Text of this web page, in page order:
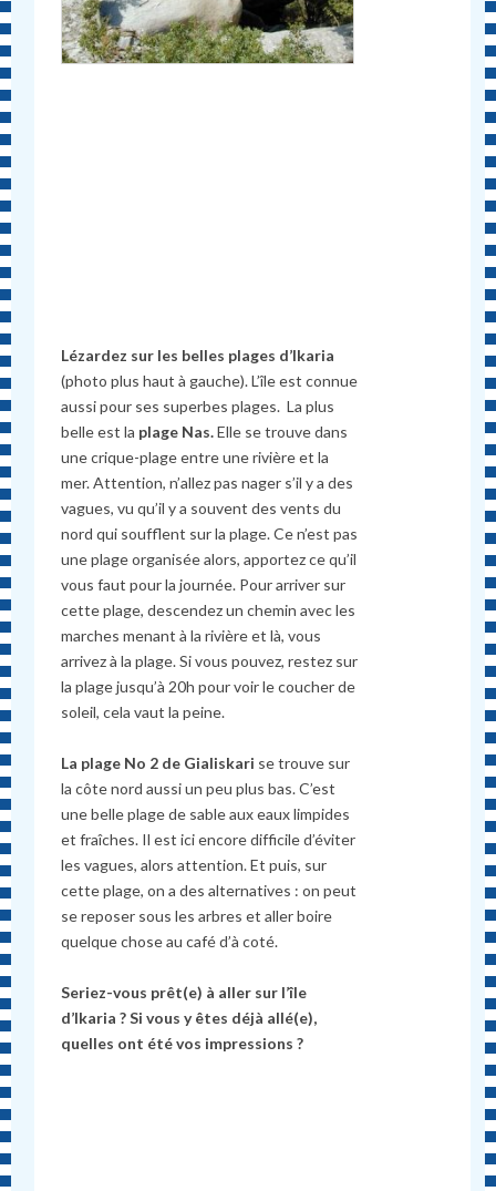
Lézardez sur les belles plages d’Ikaria
(photo plus haut à gauche). L’île est connue
aussi pour ses superbes plages. La plus
belle est la plage Nas.Elle se trouve dans
une crique-plage entre une rivière et la
mer. Attention, n’allez pas nager s’il y a des
vagues, vu qu’il y a souvent des vents du
nord qui soufflent sur la plage. Ce n’est pas
une plage organisée alors, apportez ce qu’il
vous faut pour la journée. Pour arriver sur
cette plage, descendez un chemin avec les
marches menant à la rivière et là, vous
arrivez à la plage. Si vous pouvez, restez sur
la plage jusqu’à 20h pour voir le coucher de
soleil, cela vaut la peine.
La plage No 2 de Gialiskari se trouve sur
la côte nord aussi un peu plus bas. C’est
une belle plage de sable aux eaux limpides
et fraîches. Il est ici encore difficile d’éviter
les vagues, alors attention. Et puis, sur
cette plage, on a des alternatives : on peut
se reposer sous les arbres et aller boire
quelque chose au café d’à coté.
Seriez-vous prêt(e) à aller sur l’île
d’Ikaria ? Si vous y êtes déjà allé(e),
quelles ont été vos impressions ?